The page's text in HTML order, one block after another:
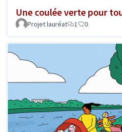
Une coulée verte pour
Projet lauréat 1 0